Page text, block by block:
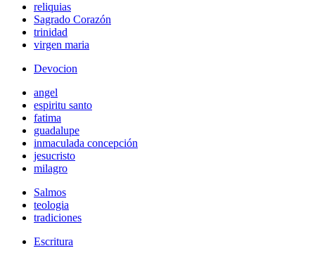
reliquias
Sagrado Corazón
trinidad
virgen maria
Devocion
angel
espiritu santo
fatima
guadalupe
inmaculada concepción
jesucristo
milagro
Salmos
teologia
tradiciones
Escritura